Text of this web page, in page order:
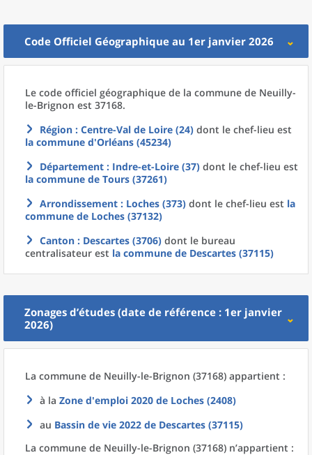
Code Officiel Géographique au 1er janvier 2026
Le code officiel géographique de la commune de Neuilly-
le-Brignon est 37168.
Région : Centre-Val de Loire (24) dont le chef-lieu est
la commune d'Orléans (45234)
Département : Indre-et-Loire (37) dont le chef-lieu est
la commune de Tours (37261)
Arrondissement : Loches (373) dont le chef-lieu est la
commune de Loches (37132)
Canton : Descartes (3706) dont le bureau
centralisateur est la commune de Descartes (37115)
Zonages d’études (date de référence : 1er janvier
2026)
La commune de Neuilly-le-Brignon (37168) appartient :
à la Zone d'emploi 2020 de Loches (2408)
au Bassin de vie 2022 de Descartes (37115)
La commune de Neuilly-le-Brignon (37168) n’appartient :